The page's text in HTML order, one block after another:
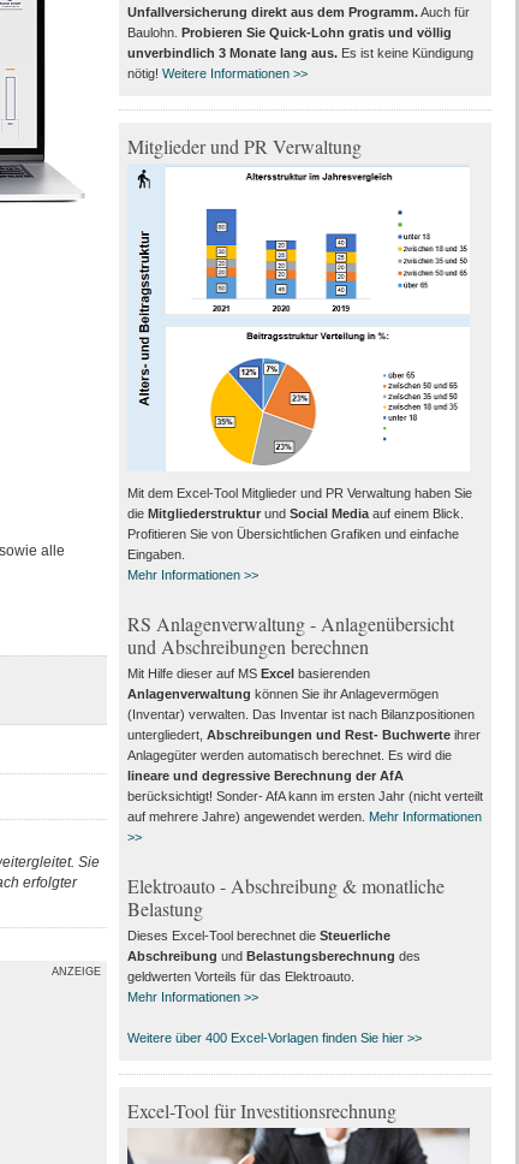
alle
Sie
erfolgter
ANZEIGE
Unfallversicherung direkt aus dem Programm.Auch für
Baulohn. Probieren Sie Quick-Lohn gratis und völlig
unverbindlich 3 Monate lang aus. Es ist keine Kündigung
nötig! Weitere Informationen >>
Mitglieder und PR Verwaltung
Mit dem Excel-Tool Mitglieder und PR Verwaltung haben Sie
die Mitgliederstrukturund Social Mediaauf einem Blick.
Profitieren Sie von Übersichtlichen Grafiken und einfache
Eingaben.
Mehr Informationen >>
RS Anlagenverwaltung - Anlagenübersicht
und Abschreibungen berechnen
Mit Hilfe dieser auf MS Excelbasierenden
Anlagenverwaltung können Sie ihr Anlagevermögen
(Inventar) verwalten. Das Inventar ist nach Bilanzpositionen
untergliedert, Abschreibungen und Rest- Buchwerteihrer
Anlagegüter werden automatisch berechnet. Es wird die
lineare und degressive Berechnung der AfA
berücksichtigt! Sonder- AfA kann im ersten Jahr (nicht verteilt
auf mehrere Jahre) angewendet werden. Mehr Informationen
>>
Elektroauto - Abschreibung & monatliche
Belastung
Dieses Excel-Tool berechnet die Steuerliche
Abschreibung und Belastungsberechnung des
geldwerten Vorteils für das Elektroauto.
Mehr Informationen >>
Weitere über 400 Excel-Vorlagen finden Sie hier >>
Excel-Tool für Investitionsrechnung